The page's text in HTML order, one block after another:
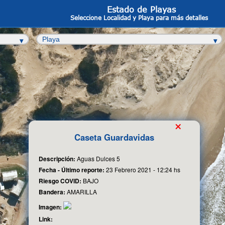
Estado de Playas
Seleccione Localidad y Playa para más detalles
Caseta Guardavidas
Descripción:Aguas Dulces 5
Fecha - Último reporte:23 Febrero 2021 - 12:24 hs
Riesgo COVID: BAJO
Bandera:AMARILLA
Imagen:
Link:
×